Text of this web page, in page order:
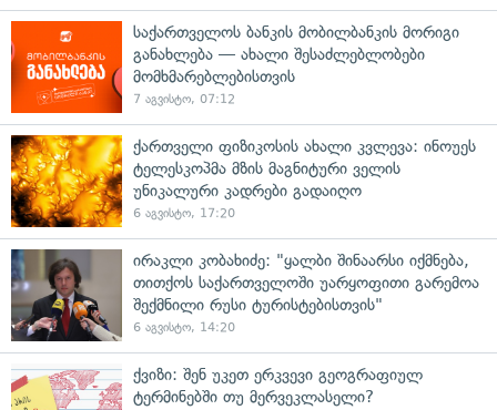
საქართველოს ბანკის მობილბანკის მორიგი
განახლება — ახალი შესაძლებლობები
მომხმარებლებისთვის
7 აგვისტო, 07:12
ქართველი ფიზიკოსის ახალი კვლევა: ინოუეს
ტელესკოპმა მზის მაგნიტური ველის
უნიკალური კადრები გადაიღო
6 აგვისტო, 17:20
ირაკლი კობახიძე: "ყალბი შინაარსი იქმნება,
თითქოს საქართველოში უარყოფითი გარემოა
შექმნილი რუსი ტურისტებისთვის"
6 აგვისტო, 14:20
ქვიზი: შენ უკეთ ერკვევი გეოგრაფიულ
ტერმინებში თუ მერვეკლასელი?